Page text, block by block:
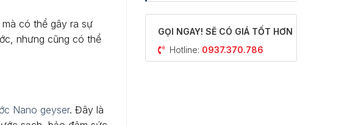
có thể gây ra sự
nhưng cũng có thể
Nano geyser. Đây là
GỌI NGAY! SẼ CÓ GIÁ TỐT HƠN
Hotline: 0937.370.786